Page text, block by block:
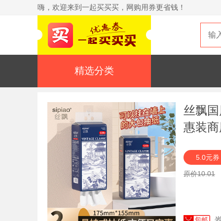
嗨，欢迎来到一起买买买，网购用券更省钱！
精选分类
丝飘
惠装
5.0元券
原价10.01